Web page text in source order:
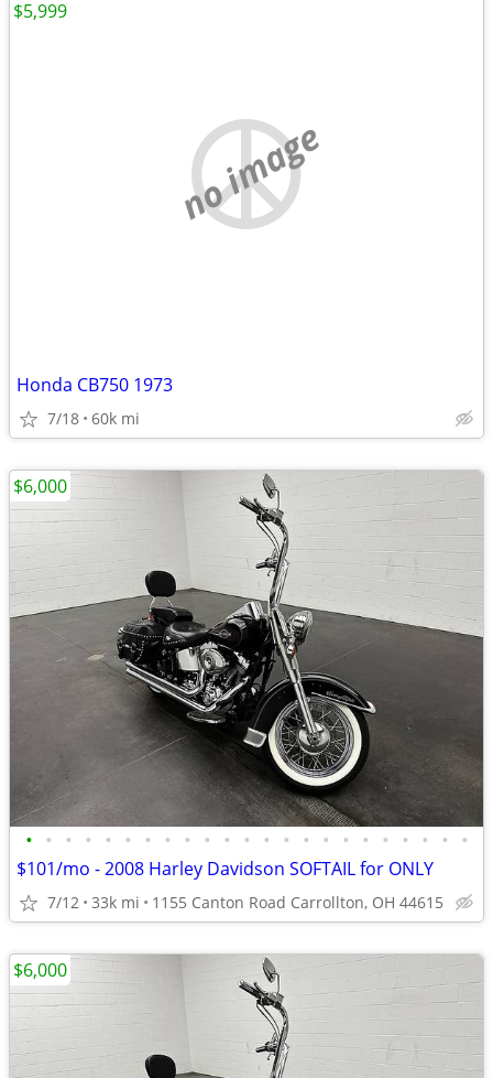
no image
Honda CB750 1973
7/18 60k mi
$5,999
• • • • • • • • • • • • • • • • • • • • • • •
$101/mo - 2008 Harley Davidson SOFTAIL for ONLY
7/12 33k mi 1155 Canton Road Carrollton, OH 44615
$6,000
$6,000